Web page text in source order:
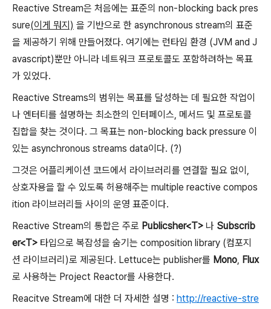
Reactive Stream은 처음에는 표준의 non-blocking back pres
sure(이게 뭐지) 을 기반으로 한 asynchronous stream의 표준
을 제공하기 위해 만들어졌다. 여기에는 런타임 환경 (JVM and J
avascript)뿐만 아니라 네트워크 프로토콜도 포함하려하는 목표
가 있었다.
Reactive Streams의 범위는 목표를 달성하는 데 필요한 작업이
나 엔터티를 설명하는 최소한의 인터페이스, 메서드 및 프로토콜
집합을 찾는 것이다. 그 목표는 non-blocking back pressure 이
있는 asynchronous streams data이다. (?)
그것은 어플리케이션 코드에서 라이브러리를 연결할 필요 없이,
상호자용을 할 수 있도록 허용해주는 multiple reactive compos
ition 라이브러리들 사이의 운영 표준이다.
Reactive Stream의 통합은 주로 Publicsher<T> 나 Subscrib
er<T> 타입으로 복잡성을 숨기는 composition library (컴포지
션 라이브러리)로 제공된다. Lettuce는 publisher를 Mono, Flux
로 사용하는 Project Reactor를 사용한다.
Reacitve Stream에 대한 더 자세한 설명 : http://reactive-stre